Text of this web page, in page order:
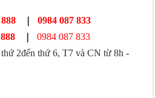
888 |
0984 087 833
|
0984 087 833
2đến thứ 6, T7 và CN từ 8h -